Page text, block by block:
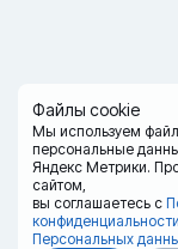
Файлы cookie
Мы используем
персональные
Яндекс Метрики.
сайтом,
вы соглашаетесь с
конфиденциальности
Персональных